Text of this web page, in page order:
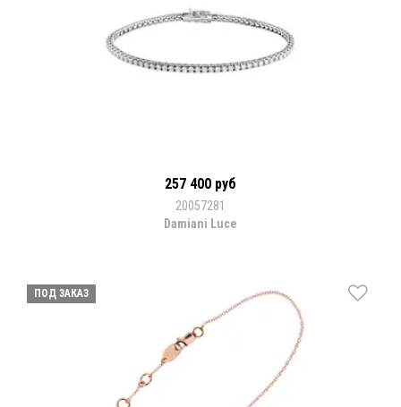
257 400 руб
20057281
Damiani Luce
ПОД ЗАКАЗ